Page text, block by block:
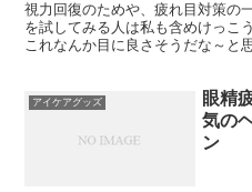
視力回復のためや、疲れ目対策の
を試してみる人は私も含めけっこ
これなんか目に良さそうだな～と
アイケアグッズ
眼精
気の
ン